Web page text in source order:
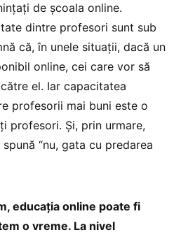
de școala online.
dintre profesori sunt sub
că, în unele situații, dacă un
online, cei care vor să
el. Iar capacitatea
profesorii mai buni este o
profesori. Și, prin urmare,
“nu, gata cu predarea
educația online poate fi
o vreme. La nivel